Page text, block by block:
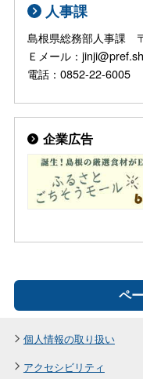
人事課
島根県総務部人事課
Ｅメール：
電話：0852-22-6005
企業広告
ペ
個人情報の取り扱い
アクセシビリティ